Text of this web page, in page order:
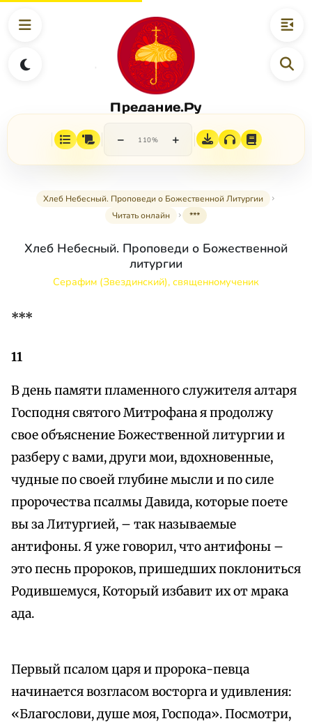
Предание.Ру
− 110% +
Хлеб Небесный. Проповеди о Божественной Литургии
Читать онлайн
***
Хлеб Небесный. Проповеди о Божественной
литургии
Серафим (Звездинский), священномученик
***
11
В день памяти пламенного служителя алтаря
Господня святого Митрофана я продолжу
свое объяснение Божественной литургии и
разберу с вами, други мои, вдохновенные,
чудные по своей глубине мысли и по силе
пророчества псалмы Давида, которые поете
вы за Литургией, – так называемые
антифоны. Я уже говорил, что антифоны –
это песнь пророков, пришедших поклониться
Родившемуся, Который избавит их от мрака
ада.
Первый псалом царя и пророка-певца
начинается возгласом восторга и удивления:
«Благослови, душе моя, Господа». Посмотри,